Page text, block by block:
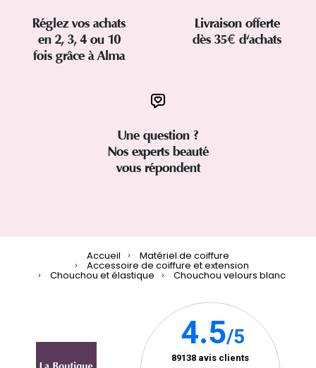
Réglez vos achats
en 2, 3, 4 ou 10
fois grâce à Alma
Livraison offerte
dès 35€ d'achats
Une question ?
Nos experts beauté
vous répondent
Accueil Matériel de coiffure
Accessoire de coiffure et extension
Chouchou et élastique Chouchou velours blanc